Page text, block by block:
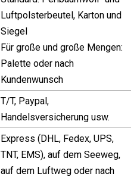
Luftpolsterbeutel, Karton und
Siegel
Für große und große Mengen:
Palette oder nach
Kundenwunsch
T/T, Paypal,
Handelsversicherung usw.
Express (DHL, Fedex, UPS,
TNT, EMS), auf dem Seeweg,
auf dem Luftweg oder nach